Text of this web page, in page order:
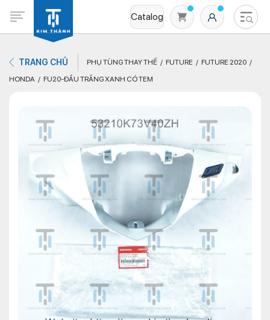
Catalog
Không có sản phẩm nào trong giỏ hàng
TRANG CHỦ PHỤ TÙNG THAY THẾ FUTURE
FUTURE 2020
HONDA
FU20-ĐẦU TRẮNG XANH CÓ TEM